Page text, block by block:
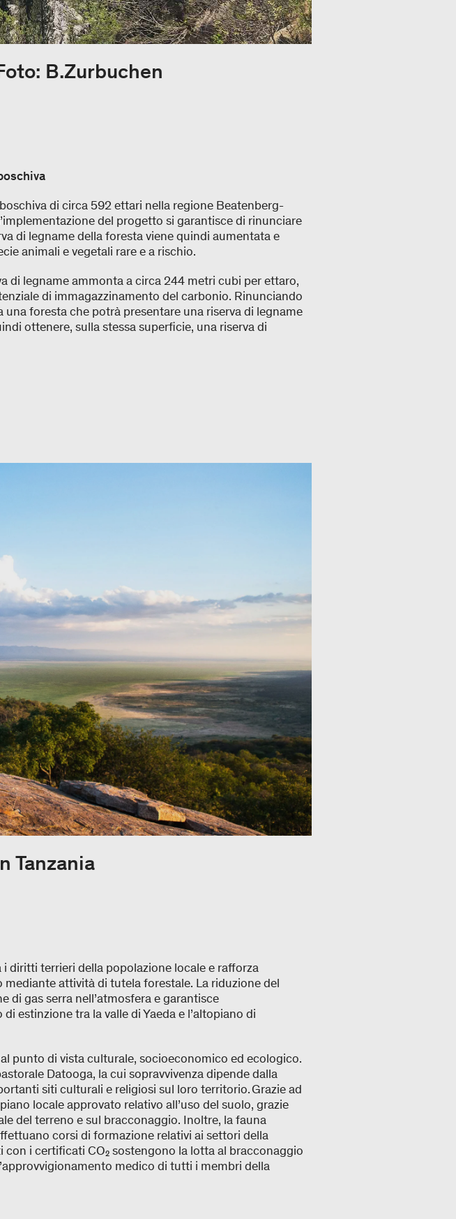
B.Zurbuchen
di circa 592 ettari nella regione Beatenberg-
del progetto si garantisce di rinunciare
di legname della foresta viene quindi aumentata e
animali e vegetali rare e a rischio.
di legname ammonta a circa 244 metri cubi per ettaro,
di immagazzinamento del carbonio. Rinunciando
foresta che potrà presentare una riserva di legname
ottenere, sulla stessa superficie, una riserva di
Tanzania
diritti terrieri della popolazione locale e rafforza
attività di tutela forestale. La riduzione del
di gas serra nell’atmosfera e garantisce
estinzione tra la valle di Yaeda e l’altopiano di
punto di vista culturale, socioeconomico ed ecologico.
Datooga, la cui sopravvivenza dipende dalla
siti culturali e religiosi sul loro territorio. Grazie ad
locale approvato relativo all’uso del suolo, grazie
del terreno e sul bracconaggio. Inoltre, la fauna
corsi di formazione relativi ai settori della
i certificati CO₂ sostengono la lotta al bracconaggio
medico di tutti i membri della